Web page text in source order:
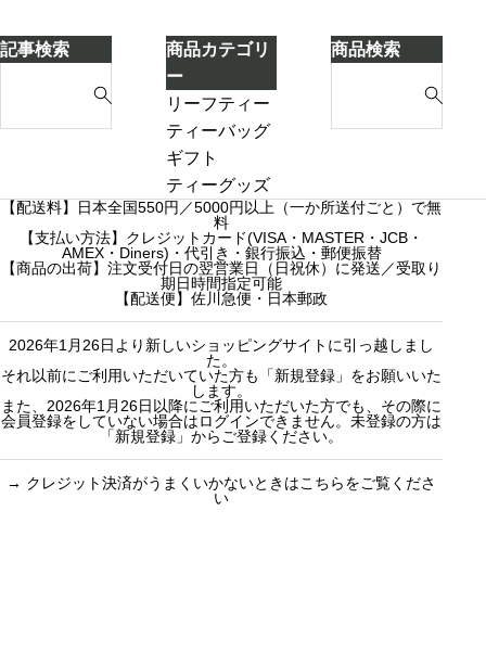
ケ
ー
キ
に
気
た
記事検索
a
:
商品カテゴリ
ー
リーフティー
ダージリンシ
ーズンティー
販売中
売り切れ
産地茶（ナチ
ュラルティ
ー）
フレーバーテ
ィー
セット商品
ティーバッグ
ギフト
プチギフト
3000円ギフト
5000円ギフト
10000円ギフ
ト
選べるギフト
カスタムオー
ダーギフト
ティーグッズ
商品検索
a
h
f
o
:
【配送料】日本全国550円／5000円以上（一か所送付ごと）で無
料
【支払い方法】クレジットカード(VISA・MASTER・JCB・
AMEX・Diners)・代引き・銀行振込・郵便振替
【商品の出荷】注文受付日の翌営業日（日祝休）に発送／受取り
期日時間指定可能
【配送便】佐川急便・日本郵政
2026年1月26日より新しいショッピングサイトに引っ越しまし
た。
それ以前にご利用いただいていた方も「新規登録」をお願いいた
します。
また、2026年1月26日以降にご利用いただいた方でも、その際に
会員登録をしていない場合はログインできません。未登録の方は
「新規登録」からご登録ください。
→ クレジット決済がうまくいかないときはこちらをご覧くださ
い